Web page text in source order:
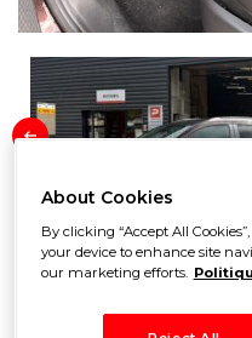
Prix
About Cookies
By clicking “Accept All
your device to enhance site
our marketing efforts.